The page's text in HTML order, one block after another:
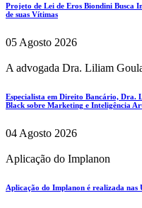
Projeto de Lei de Eros Biondini Busca
de suas Vítimas
05 Agosto 2026
A advogada Dra. Liliam
Especialista em Direito Bancário,
Black sobre Marketing e Inteligência
04 Agosto 2026
Aplicação do Implanon
Aplicação do Implanon é realizada nas